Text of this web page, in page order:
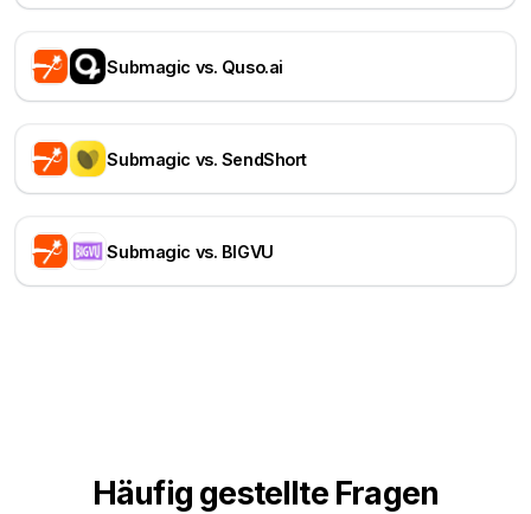
Submagic vs. Quso.ai
Submagic vs. SendShort
Submagic vs. BIGVU
Häufig gestellte Fragen